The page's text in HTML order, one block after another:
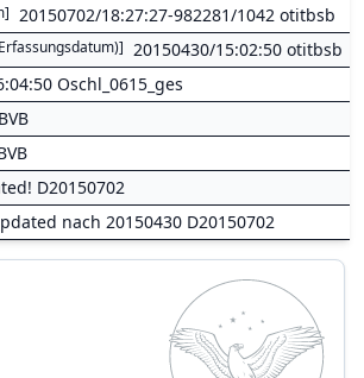
] 20150702/18:27:27-982281/1042 otitbsb
] 20150430/15:02:50 otitbsb
Oschl_0615_ges
D20150702
nach 20150430 D20150702